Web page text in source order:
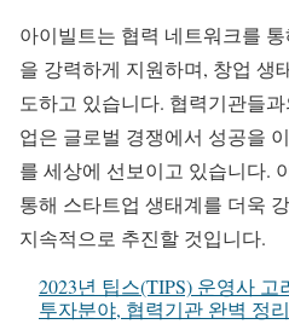
아이빌트는 협력 네트워크를
을 강력하게 지원하며, 창업 생
도하고 있습니다. 협력기관들
업은 글로벌 경쟁에서 성공을
를 세상에 선보이고 있습니다.
통해 스타트업 생태계를 더욱
지속적으로 추진할 것입니다.
2023년 팁스(TIPS) 운영사
투자분야, 협력기관 완벽 정리